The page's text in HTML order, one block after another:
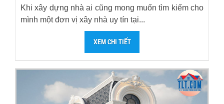
Khi xây dựng nhà ai cũng mong muốn tìm kiếm cho
mình một đơn vị xây nhà uy tín tại...
XEM CHI TIẾT